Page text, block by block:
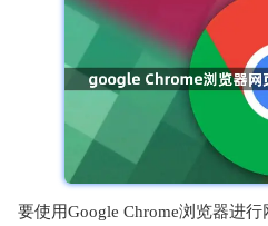
要使用Google Chrome浏览器进